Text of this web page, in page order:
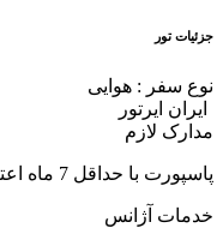
جزئیات تور
نوع سفر : هوایی
ایران ایرتور
مدارک لازم
پاسپورت با حداقل 7 ماه اعتبار
خدمات آژانس